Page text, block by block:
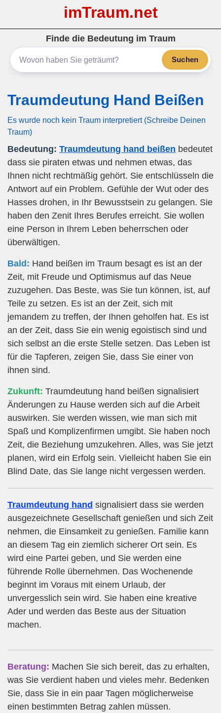
imTraum.net
Finde die Bedeutung im Traum
Suchen
Traumdeutung Hand Beißen
Es wurde noch kein Traum interpretiert (Schreibe Deinen
Traum)
Bedeutung: Traumdeutung hand beißen bedeutet
dass sie piraten etwas und nehmen etwas, das
Ihnen nicht rechtmäßig gehört. Sie entschlüsseln die
Antwort auf ein Problem. Gefühle der Wut oder des
Hasses drohen, in Ihr Bewusstsein zu gelangen. Sie
haben den Zenit Ihres Berufes erreicht. Sie wollen
eine Person in Ihrem Leben beherrschen oder
überwältigen.
Bald: Hand beißen im Traum besagt es ist an der
Zeit, mit Freude und Optimismus auf das Neue
zuzugehen. Das Beste, was Sie tun können, ist, auf
Teile zu setzen. Es ist an der Zeit, sich mit
jemandem zu treffen, der Ihnen geholfen hat. Es ist
an der Zeit, dass Sie ein wenig egoistisch sind und
sich selbst an die erste Stelle setzen. Das Leben ist
für die Tapferen, zeigen Sie, dass Sie einer von
ihnen sind.
Zukunft: Traumdeutung hand beißen signalisiert
Änderungen zu Hause werden sich auf die Arbeit
auswirken. Sie werden wissen, wie man sich mit
Spaß und Komplizenfirmen umgibt. Sie haben noch
Zeit, die Beziehung umzukehren. Alles, was Sie jetzt
planen, wird ein Erfolg sein. Vielleicht haben Sie ein
Blind Date, das Sie lange nicht vergessen werden.
Traumdeutung hand signalisiert dass sie werden
ausgezeichnete Gesellschaft genießen und sich Zeit
nehmen, die Einsamkeit zu genießen. Familie kann
an diesem Tag ein ziemlich sicherer Ort sein. Es
wird eine Partei geben, und Sie werden eine
führende Rolle übernehmen. Das Wochenende
beginnt im Voraus mit einem Urlaub, der
unvergesslich sein wird. Sie haben eine kreative
Ader und werden das Beste aus der Situation
machen.
Beratung: Machen Sie sich bereit, das zu erhalten,
was Sie verdient haben und vieles mehr. Bedenken
Sie, dass Sie in ein paar Tagen möglicherweise
einen bestimmten Betrag zahlen müssen.